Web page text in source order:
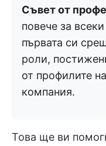
Съвет от
повече за
първата си
роли,
от профилите
компания.
Това ще ви